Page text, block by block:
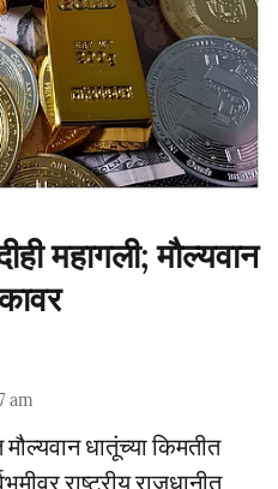
महागली; मौल्यवान
am
धातूंच्या किमतीत
राष्ट्रीय राजधानीत